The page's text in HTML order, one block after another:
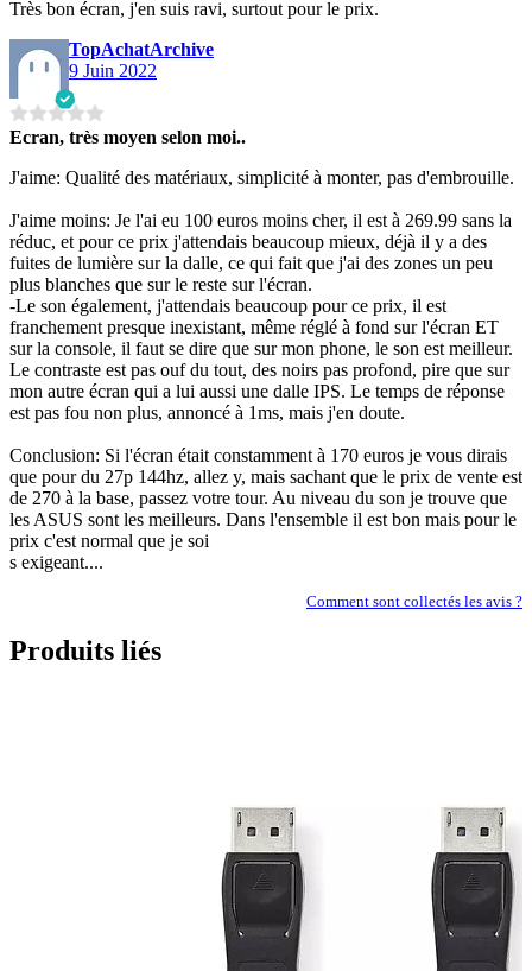
Très bon écran, j'en suis ravi, surtout pour le prix.
TopAchatArchive
9 Juin 2022
Ecran, très moyen selon moi..
J'aime: Qualité des matériaux, simplicité à monter, pas d'embrouille.
J'aime moins: Je l'ai eu 100 euros moins cher, il est à 269.99 sans la
réduc, et pour ce prix j'attendais beaucoup mieux, déjà il y a des
fuites de lumière sur la dalle, ce qui fait que j'ai des zones un peu
plus blanches que sur le reste sur l'écran.
-Le son également, j'attendais beaucoup pour ce prix, il est
franchement presque inexistant, même réglé à fond sur l'écran ET
sur la console, il faut se dire que sur mon phone, le son est meilleur.
Le contraste est pas ouf du tout, des noirs pas profond, pire que sur
mon autre écran qui a lui aussi une dalle IPS. Le temps de réponse
est pas fou non plus, annoncé à 1ms, mais j'en doute.
Conclusion: Si l'écran était constamment à 170 euros je vous dirais
que pour du 27p 144hz, allez y, mais sachant que le prix de vente est
de 270 à la base, passez votre tour. Au niveau du son je trouve que
les ASUS sont les meilleurs. Dans l'ensemble il est bon mais pour le
prix c'est normal que je soi
s exigeant....
Comment sont collectés les avis ?
Produits liés